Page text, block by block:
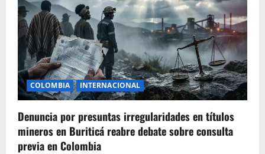
a
t
i
o
n
COLOMBIA INTERNACIONAL
Denuncia por presuntas irregularidades en títulos
mineros en Buriticá reabre debate sobre consulta
previa en Colombia